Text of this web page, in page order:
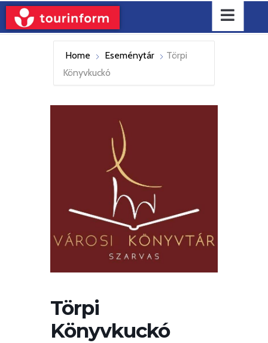
Home Eseménytár
Törpi
Könyvkuckó
Törpi
Könyvkuckó